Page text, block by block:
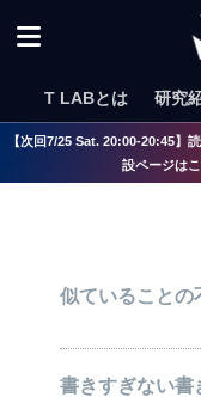
T LABとは 研究
【次回7/25 Sat. 20:00-20:45】
設ページは
似ていることの
書きすぎない書